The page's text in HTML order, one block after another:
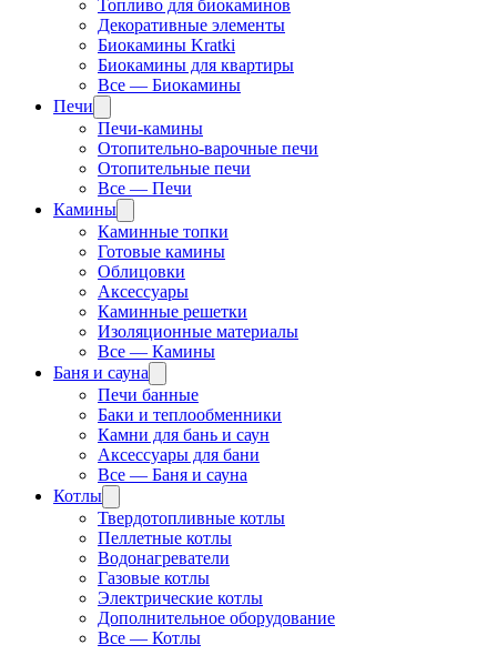
Топливо для биокаминов
Декоративные элементы
Биокамины Kratki
Биокамины для квартиры
Все — Биокамины
Печи
Печи-камины
Отопительно-варочные печи
Отопительные печи
Все — Печи
Камины
Каминные топки
Готовые камины
Облицовки
Аксессуары
Каминные решетки
Изоляционные материалы
Все — Камины
Баня и сауна
Печи банные
Баки и теплообменники
Камни для бань и саун
Аксессуары для бани
Все — Баня и сауна
Котлы
Твердотопливные котлы
Пеллетные котлы
Водонагреватели
Газовые котлы
Электрические котлы
Дополнительное оборудование
Все — Котлы